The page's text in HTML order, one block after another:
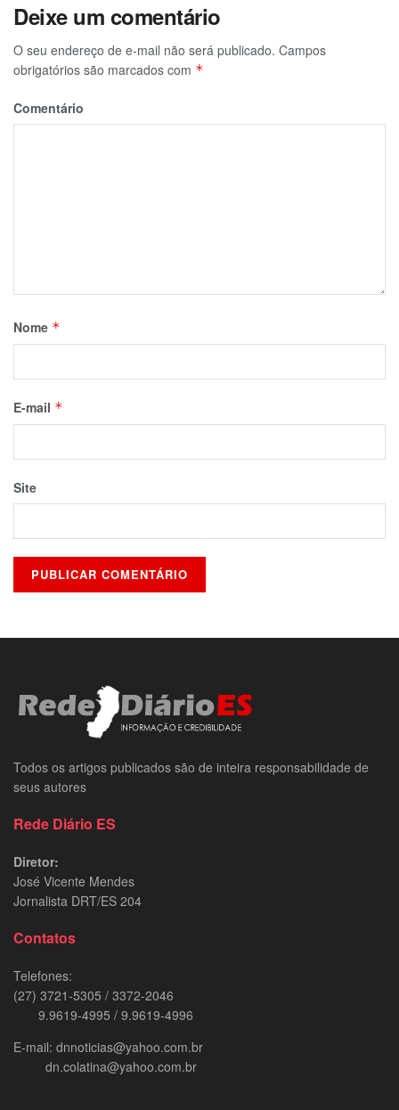
Deixe um comentário
O seu endereço de e-mail não será publicado. Campos
obrigatórios são marcados com *
Comentário
Nome *
E-mail *
Site
Todos os artigos publicados são de inteira responsabilidade de
seus autores
Rede Diário ES
Diretor:
José Vicente Mendes
Jornalista DRT/ES 204
Contatos
Telefones:
(27) 3721-5305 / 3372-2046
9.9619-4995 / 9.9619-4996
E-mail: dnnoticias@yahoo.com.br
dn.colatina@yahoo.com.br